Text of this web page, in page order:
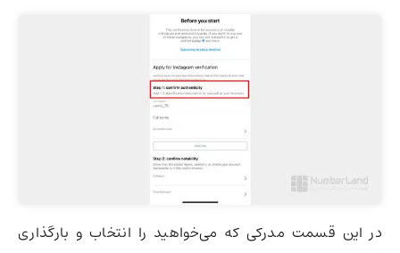
در این قسمت مدرکی که می‌خواهید را انتخاب و بارگذاری